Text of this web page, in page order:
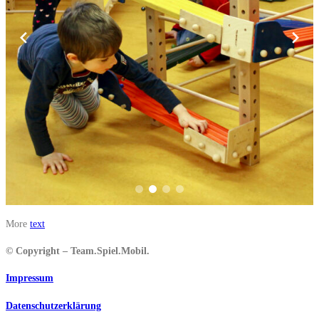
More text
© Copyright – Team.Spiel.Mobil.
Impressum
Datenschutzerklärung